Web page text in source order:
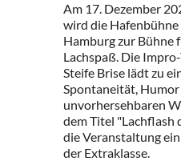
Am 17. Dezember
wird die
Hamburg zur Bühne
Lachspaß. Die
Steife Brise lädt zu
Spontaneität,
unvorhersehbaren
dem Titel "Lachflash
die Veranstaltung
der Extraklasse.